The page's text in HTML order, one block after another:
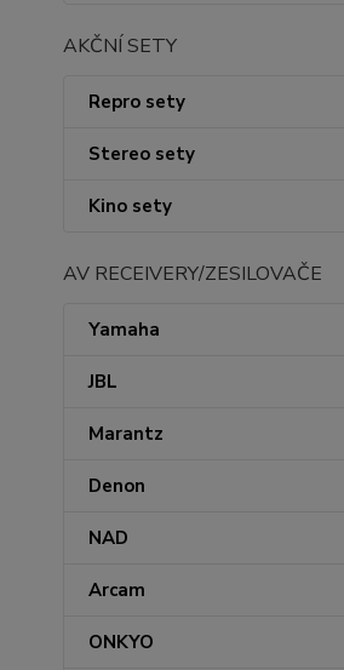
AKČNÍ SETY
Repro sety
Stereo sety
Kino sety
AV RECEIVERY/ZESILOVAČE
Yamaha
JBL
Marantz
Denon
NAD
Arcam
ONKYO